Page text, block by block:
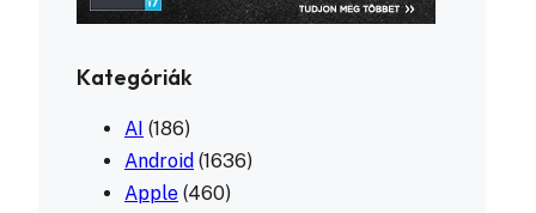
Kategóriák
AI (186)
Android (1636)
Apple (460)